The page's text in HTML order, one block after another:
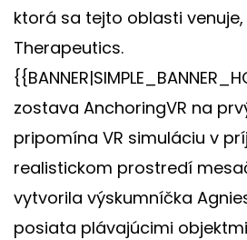
ktorá sa tejto oblasti venuje,
Therapeutics.
zostava AnchoringVR na
pripomína VR simuláciu v
realistickom prostredí
vytvorila výskumníčka
posiata plávajúcimi